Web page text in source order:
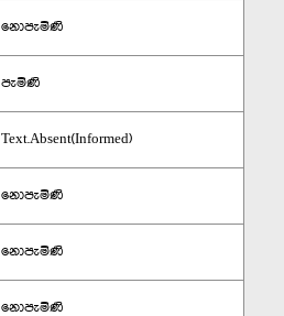
නොපැමිණි
පැමිණි
Text.Absent(Informed)
නොපැමිණි
නොපැමිණි
නොපැමිණි